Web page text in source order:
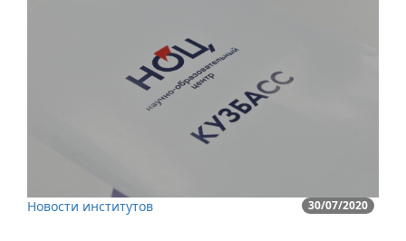
30/07/2020
Новости институтов